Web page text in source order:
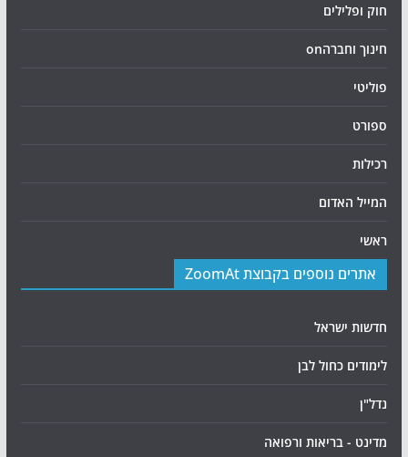
חוק ופלילים
חינוך וחברהon
פוליטי
ספורט
רכילות
המייל האדום
ראשי
אתרים נוספים בקבוצת ZoomAt
חדשות ישראל
לימודים כחול לבן
נדל"ן
מדינט - בריאות ורפואה